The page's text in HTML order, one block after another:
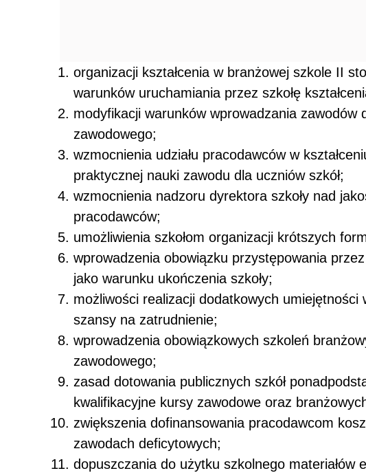
organizacji kształcenia w branżowej szkole II
warunków uruchamiania przez szkołę
modyfikacji warunków wprowadzania zawodów
zawodowego;
wzmocnienia udziału pracodawców w
praktycznej nauki zawodu dla uczniów szkół;
wzmocnienia nadzoru dyrektora szkoły nad
pracodawców;
umożliwienia szkołom organizacji krótszych
wprowadzenia obowiązku przystępowania
jako warunku ukończenia szkoły;
możliwości realizacji dodatkowych
szansy na zatrudnienie;
wprowadzenia obowiązkowych szkoleń
zawodowego;
zasad dotowania publicznych szkół
kwalifikacyjne kursy zawodowe oraz
zwiększenia dofinansowania pracodawcom
zawodach deficytowych;
dopuszczania do użytku szkolnego materiałów